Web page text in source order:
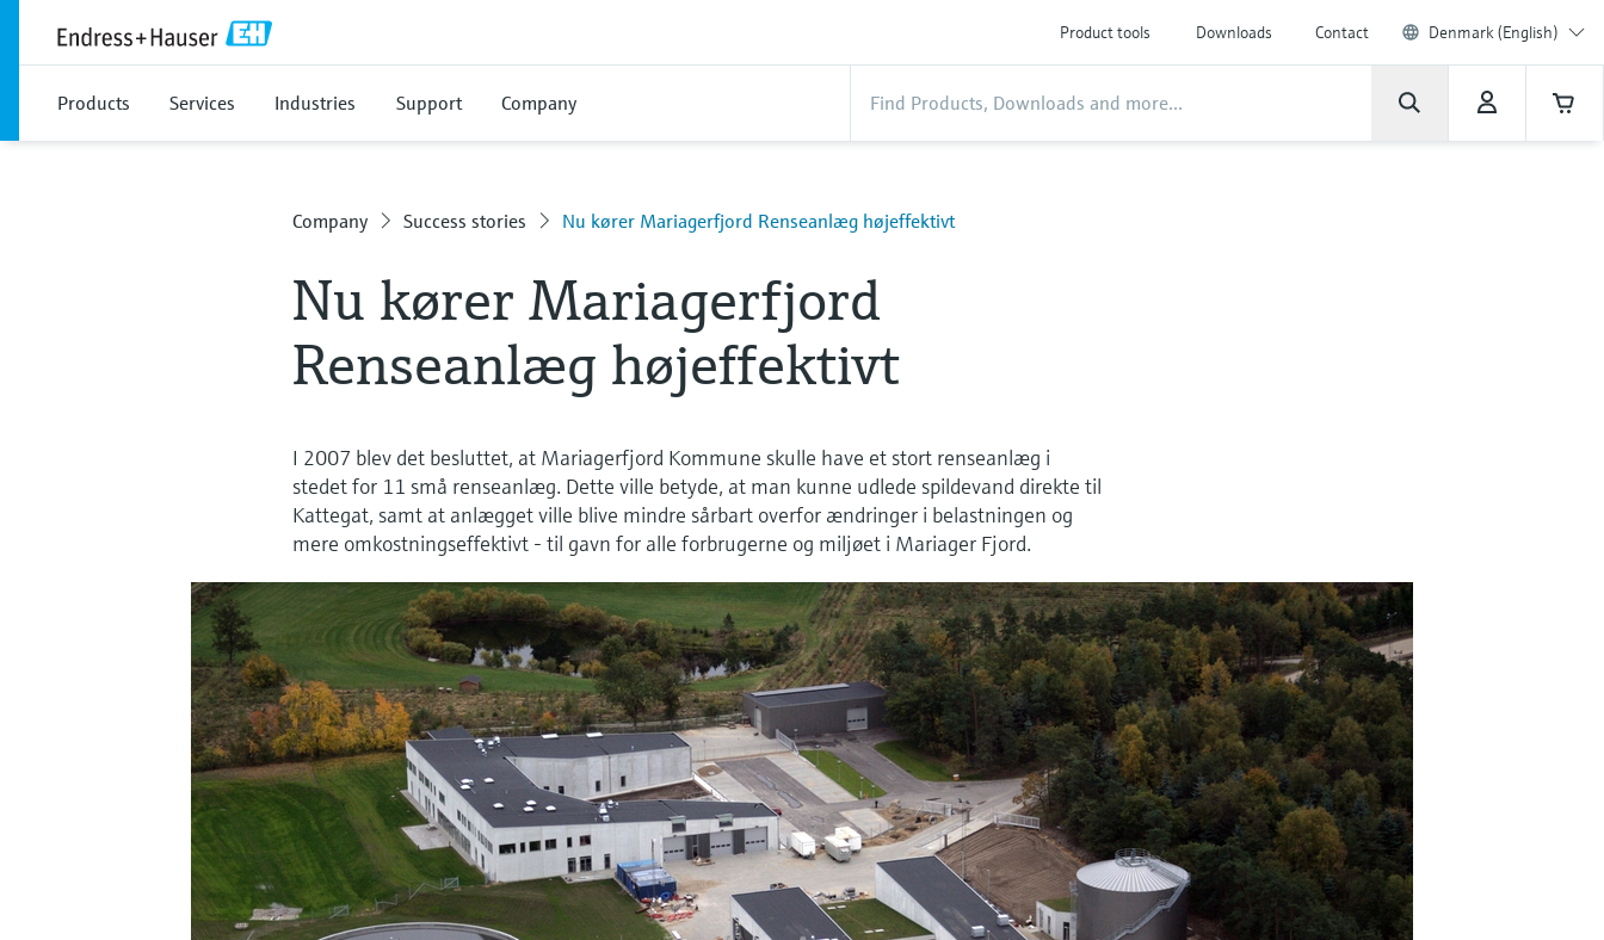
Product tools Downloads Contact Denmark (English)
Products Services Industries Support Company
Company Success stories Nu kører Mariagerfjord Renseanlæg højeffektivt
Nu kører Mariagerfjord
Renseanlæg højeffektivt
I 2007 blev det besluttet, at Mariagerfjord Kommune skulle have et stort renseanlæg i
stedet for 11 små renseanlæg. Dette ville betyde, at man kunne udlede spildevand direkte til
Kattegat, samt at anlægget ville blive mindre sårbart overfor ændringer i belastningen og
mere omkostningseffektivt - til gavn for alle forbrugerne og miljøet i Mariager Fjord.